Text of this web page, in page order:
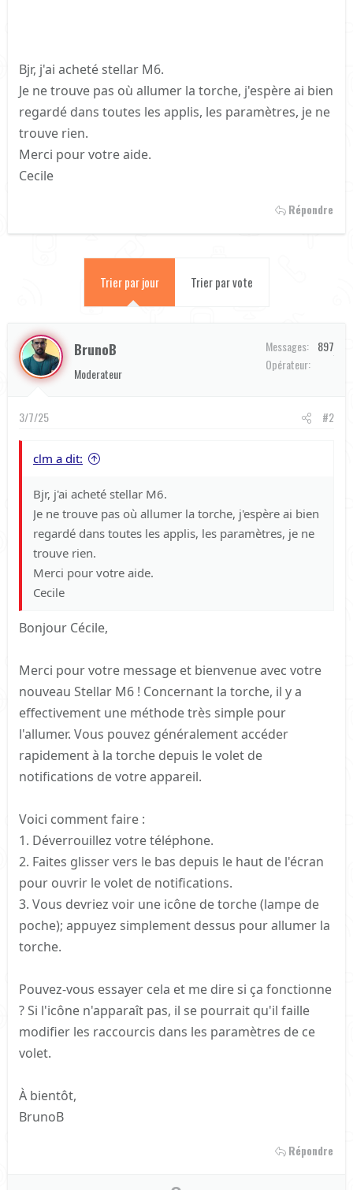
Bjr, j'ai acheté stellar M6.
Je ne trouve pas où allumer la torche, j'espère ai bien
regardé dans toutes les applis, les paramètres, je ne
trouve rien.
Merci pour votre aide.
Cecile
Répondre
Trier par jour Trier par vote
BrunoB
Moderateur
Messages
897
Opérateur
3/7/25 #2
clm a dit:
Bjr, j'ai acheté stellar M6.
Je ne trouve pas où allumer la torche, j'espère ai bien
regardé dans toutes les applis, les paramètres, je ne
trouve rien.
Merci pour votre aide.
Cecile
Bonjour Cécile,
Merci pour votre message et bienvenue avec votre
nouveau Stellar M6 ! Concernant la torche, il y a
effectivement une méthode très simple pour
l'allumer. Vous pouvez généralement accéder
rapidement à la torche depuis le volet de
notifications de votre appareil.
Voici comment faire :
1. Déverrouillez votre téléphone.
2. Faites glisser vers le bas depuis le haut de l'écran
pour ouvrir le volet de notifications.
3. Vous devriez voir une icône de torche (lampe de
poche); appuyez simplement dessus pour allumer la
torche.
Pouvez-vous essayer cela et me dire si ça fonctionne
? Si l'icône n'apparaît pas, il se pourrait qu'il faille
modifier les raccourcis dans les paramètres de ce
volet.
À bientôt,
BrunoB
Répondre